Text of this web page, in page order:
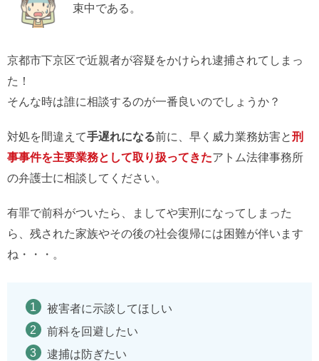
束中である。
京都市下京区で近親者が容疑をかけられ逮捕されてしまっ
た！
そんな時は誰に相談するのが一番良いのでしょうか？
対処を間違えて手遅れになる前に、早く威力業務妨害と刑
事事件を主要業務として取り扱ってきたアトム法律事務所
の弁護士に相談してください。
有罪で前科がついたら、ましてや実刑になってしまった
ら、残された家族やその後の社会復帰には困難が伴います
ね・・・。
被害者に示談してほしい
前科を回避したい
逮捕は防ぎたい